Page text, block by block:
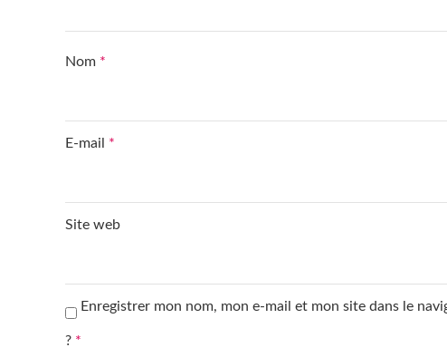
Nom *
E-mail *
Site web
Enregistrer mon nom, mon e-mail et mon site dans le
? *